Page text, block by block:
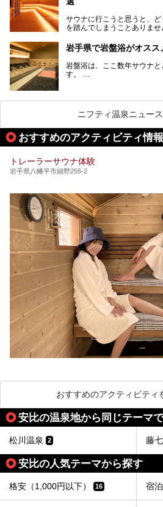
す。今回は、岩手県でおすす
サウナに行こうと思うと、
を踏んでしまうことありませ
そこで値段を抑えた格安で
の施設を紹介します！
サクッと、月何回もサウナを
リの場所ばかりなんですよ。
岩手県で岩盤浴がオス
岩盤浴は、ここ数年サウナ
す。
今回は、岩手県でおすすめ
を紹介します！
温度も低めなので、暑いの
ニフティ温泉ニュー
おすすめのアクティビティ情報
トレーラーサウナ体験
岩手県八幡平市細野255-2
おすすめのアクティビティ
安比の温泉地から同じテーマ
松川温泉 2 藤
安比の人気テーマから探す
格安（1,000円以下） 16 宿泊